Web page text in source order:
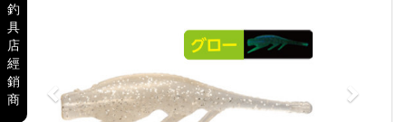
釣
具
店
經
銷
商